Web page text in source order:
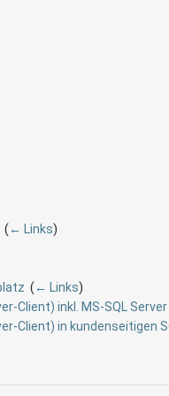
( ← Links)
( ← Links)
Client) inkl. MS-SQL
Client) in kundenseitigen